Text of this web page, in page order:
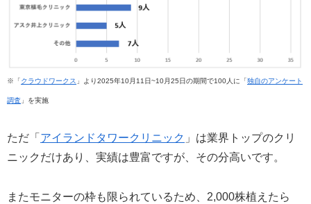
※「クラウドワークス 」より2025年10月11日~10月25日の期間で100人に「独自のアンケート
調査 」を実施
ただ「 アイランドタワークリニック 」は業界トップのクリ
ニックだけあり、実績は豊富ですが、その分高いです。
またモニターの枠も限られているため、2,000株植えたら